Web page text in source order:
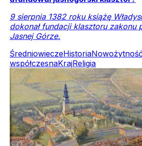
9 sierpnia 1382 roku książę
dokonał fundacji klasztoru zakonu
Jasnej Górze.
ŚredniowieczeHistoria
współczesnaKrajReligia